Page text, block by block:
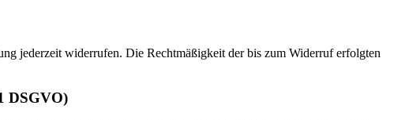
jederzeit widerrufen. Die Rechtmäßigkeit der bis zum Widerruf erfolgten
DSGVO)